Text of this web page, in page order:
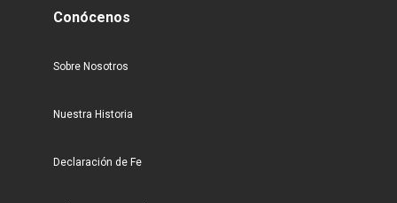
Conócenos
Sobre Nosotros
Nuestra Historia
Declaración de Fe